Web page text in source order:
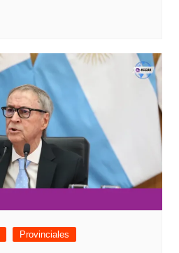
Provinciales